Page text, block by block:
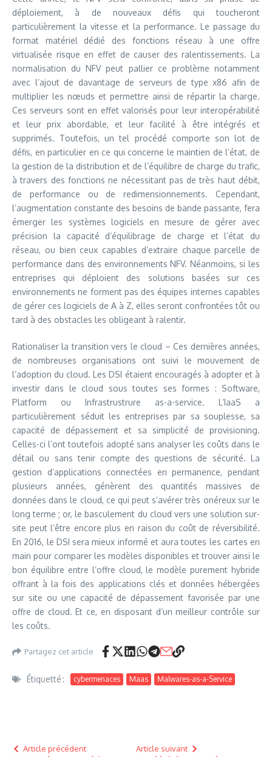
déploiement, à de nouveaux défis qui toucheront
particulièrement la vitesse et la performance. Le passage du
format matériel dédié des fonctions réseau à une offre
virtualisée risque en effet de causer des ralentissements. La
normalisation du NFV peut pallier ce problème notamment
avec l’ajout de davantage de serveurs de type x86 afin de
multiplier les nœuds et permettre ainsi de répartir la charge.
Ces serveurs sont en effet valorisés pour leur interopérabilité
et leur prix abordable, et leur facilité à être intégrés et
supprimés. Toutefois, un tel procédé comporte son lot de
défis, en particulier en ce qui concerne le maintien de l’état, de
la gestion de la distribution et de l’équilibre de charge du trafic,
à travers des fonctions ne nécessitant pas de très haut débit,
de performance ou de redimensionnements. Cependant,
l’augmentation constante des besoins de bande passante, fera
émerger les systèmes logiciels en mesure de gérer avec
précision la capacité d’équilibrage de charge et l’état du
réseau, ou bien ceux capables d’extraire chaque parcelle de
performance dans des environnements NFV. Néanmoins, si les
entreprises qui déploient des solutions basées sur ces
environnements ne forment pas des équipes internes capables
de gérer ces logiciels de A à Z, elles seront confrontées tôt ou
tard à des obstacles les obligeant à ralentir.
Rationaliser la transition vers le cloud – Ces dernières années,
de nombreuses organisations ont suivi le mouvement de
l’adoption du cloud. Les DSI étaient encouragés à adopter et à
investir dans le cloud sous toutes ses formes : Software,
Platform ou Infrastrustrure as-a-service. L’IaaS a
particulièrement séduit les entreprises par sa souplesse, sa
capacité de dépassement et sa simplicité de provisioning.
Celles-ci l’ont toutefois adopté sans analyser les coûts dans le
détail ou sans tenir compte des questions de sécurité. La
gestion d’applications connectées en permanence, pendant
plusieurs années, génèrent des quantités massives de
données dans le cloud, ce qui peut s’avérer très onéreux sur le
long terme ; or, le basculement du cloud vers une solution sur-
site peut l’être encore plus en raison du coût de réversibilité.
En 2016, le DSI sera mieux informé et aura toutes les cartes en
main pour comparer les modèles disponibles et trouver ainsi le
bon équilibre entre l’offre cloud, le modèle purement hybride
offrant à la fois des applications clés et données hébergées
sur site ou une capacité de dépassement favorisée par une
offre de cloud. Et ce, en disposant d’un meilleur contrôle sur
les coûts.
Partagez cet article
Étiquetté : cybermenaces Maas Malwares-as-a-Service
Article précédent Article suivant